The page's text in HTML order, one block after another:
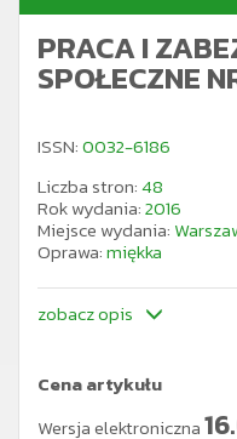
PRACA I
SPOŁECZNE
ISSN:0032-6186
Liczba stron:48
Rok wydania:2016
Miejsce wydania:
Oprawa:miękka
zobacz opis
Cena artykułu
Wersja elektroniczna